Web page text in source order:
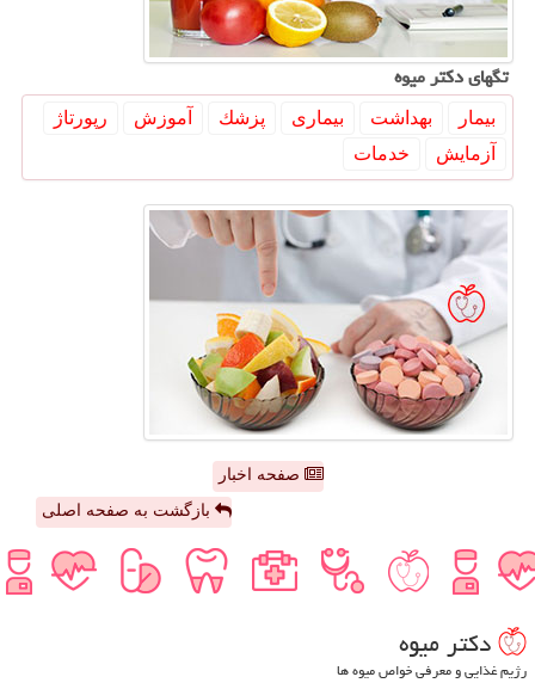
تگهای دكتر میوه
بیمار بهداشت بیماری پزشك آموزش
رپورتاژ
آزمایش
خدمات
صفحه اخبار
بازگشت به صفحه اصلی
دكتر میوه
رژیم غذایی و معرفی خواص میوه ها